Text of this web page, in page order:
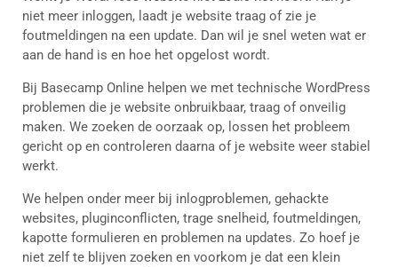
niet meer inloggen, laadt je website traag of zie je
foutmeldingen na een update. Dan wil je snel weten wat er
aan de hand is en hoe het opgelost wordt.
Bij Basecamp Online helpen we met technische WordPress
problemen die je website onbruikbaar, traag of onveilig
maken. We zoeken de oorzaak op, lossen het probleem
gericht op en controleren daarna of je website weer stabiel
werkt.
We helpen onder meer bij inlogproblemen, gehackte
websites, pluginconflicten, trage snelheid, foutmeldingen,
kapotte formulieren en problemen na updates. Zo hoef je
niet zelf te blijven zoeken en voorkom je dat een klein